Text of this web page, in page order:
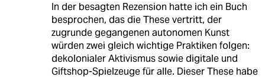
In der besagten Rezension hatte ich ein Buch
besprochen, das die These vertritt, der
zugrunde gegangenen autonomen Kunst
würden zwei gleich wichtige Praktiken folgen:
dekolonialer Aktivismus sowie digitale und
Giftshop-Spielzeuge für alle. Dieser These habe